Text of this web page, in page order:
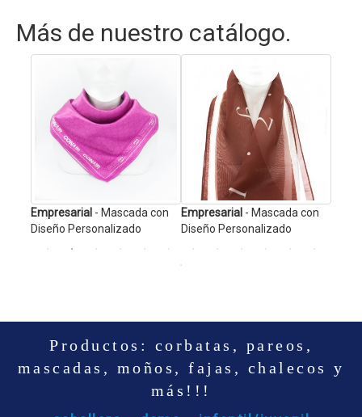
Más de nuestro catálogo.
Empresarial - Mascada con
Diseño Personalizado
Empresarial - Mascada con
Diseño Personalizado
Productos: corbatas, pareos,
mascadas, moños, fajas, chalecos y
más!!!